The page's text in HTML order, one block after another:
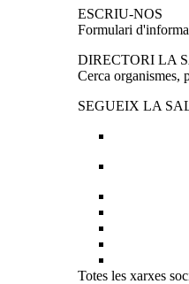
ESCRIU-NOS
Formulari
DIRECTORI LA
Cerca organismes,
SEGUEIX LA
Totes les xarxes